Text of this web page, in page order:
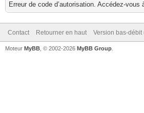
Erreur de code d’autorisation. Accédez-
Contact Retourner en haut Version bas-débit
Moteur MyBB , © 2002-2026 MyBB Group